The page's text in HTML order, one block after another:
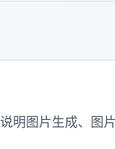
明图片生成、图